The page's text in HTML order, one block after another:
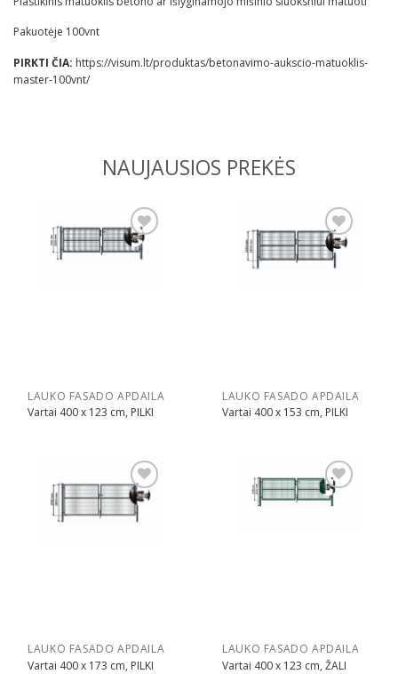
Pakuotėje 100vnt
PIRKTI ČIA: https://visum.lt/produktas/betonavimo-aukscio-matuoklis-
master-100vnt/
NAUJAUSIOS PREKĖS
Pridėti
LAUKO FASADO APDAILA
Vartai 400 x 123 cm, PILKI
Pridėti
LAUKO FASADO APDAILA
Vartai 400 x 153 cm, PILKI
Pridėti
LAUKO FASADO APDAILA
Vartai 400 x 173 cm, PILKI
Pridėti
LAUKO FASADO APDAILA
Vartai 400 x 123 cm, ŽALI